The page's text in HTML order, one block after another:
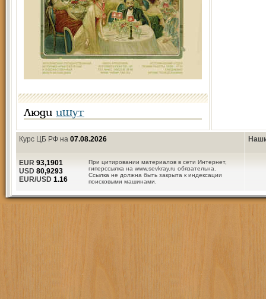
Люди ищут
Курс ЦБ РФ на 07.08.2026
При цитировании материалов в сети Интернет,
гиперссылка на www.sevkray.ru обязательна.
Ссылка не должна быть закрыта к индексации
поисковыми машинами.
EUR 93,1901
USD 80,9293
EUR/USD 1.16